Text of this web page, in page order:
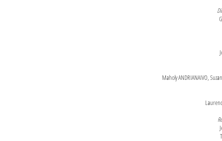
Maholy ANDRIANAIVO,